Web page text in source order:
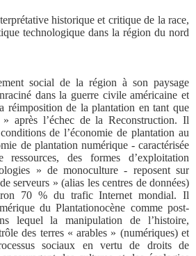
historique et critique de la race,
technologique dans la région du nord
social de la région à son paysage
dans la guerre civile américaine et
réimposition de la plantation en tant que
» après l’échec de la Reconstruction. Il
de l’économie de plantation au
de plantation numérique - caractérisée
des formes d’exploitation
» de monoculture - reposent sur
serveurs » (alias les centres de données)
70 % du trafic Internet mondial. Il
du Plantationocène comme post-
lequel la manipulation de l’histoire,
des terres « arables » (numériques) et
sociaux en vertu de droits de